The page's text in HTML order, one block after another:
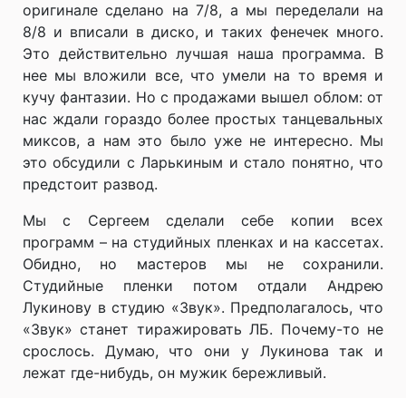
оригинале сделано на 7/8, а мы переделали на
8/8 и вписали в диско, и таких фенечек много.
Это действительно лучшая наша программа. В
нее мы вложили все, что умели на то время и
кучу фантазии. Но с продажами вышел облом: от
нас ждали гораздо более простых танцевальных
миксов, а нам это было уже не интересно. Мы
это обсудили с Ларькиным и стало понятно, что
предстоит развод.
Мы с Сергеем сделали себе копии всех
программ – на студийных пленках и на кассетах.
Обидно, но мастеров мы не сохранили.
Студийные пленки потом отдали Андрею
Лукинову в студию «Звук». Предполагалось, что
«Звук» станет тиражировать ЛБ. Почему-то не
срослось. Думаю, что они у Лукинова так и
лежат где-нибудь, он мужик бережливый.